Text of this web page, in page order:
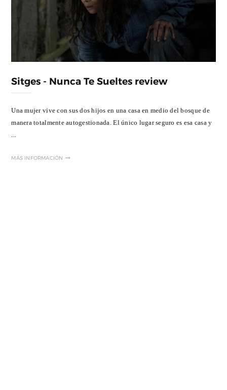
Sitges - Nunca Te Sueltes review
Una mujer vive con sus dos hijos en una casa en medio del bosque de
manera totalmente autogestionada. El único lugar seguro es esa casa y
MÁS INFORMACIÓN